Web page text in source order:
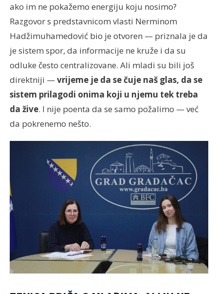
ako im ne pokažemo energiju koju nosimo?
Razgovor s predstavnicom vlasti Nerminom
Hadžimuhamedović bio je otvoren — priznala je da
je sistem spor, da informacije ne kruže i da su
odluke često centralizovane. Ali mladi su bili još
direktniji —vrijeme je da se čuje naš glas, da se
sistem prilagodi onima koji u njemu tek treba
da žive. I nije poenta da se samo požalimo — već
da pokrenemo nešto.